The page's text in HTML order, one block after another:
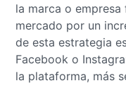
la marca o
mercado por un
de esta estrategia
Facebook o
la plataforma, más